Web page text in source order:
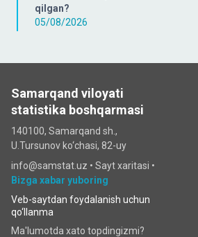
qilgan?
05/08/2026
Samarqand viloyati
statistika boshqarmasi
140100, Samarqand sh.,
U.Tursunov ko‘chаsi, 82-uy
info@samstat.uz • Sayt xaritasi •
Bizga xabar yuboring
Veb-saytdan foydalanish uchun
qo‘llanma
Ma'lumotda xato topdingizmi?